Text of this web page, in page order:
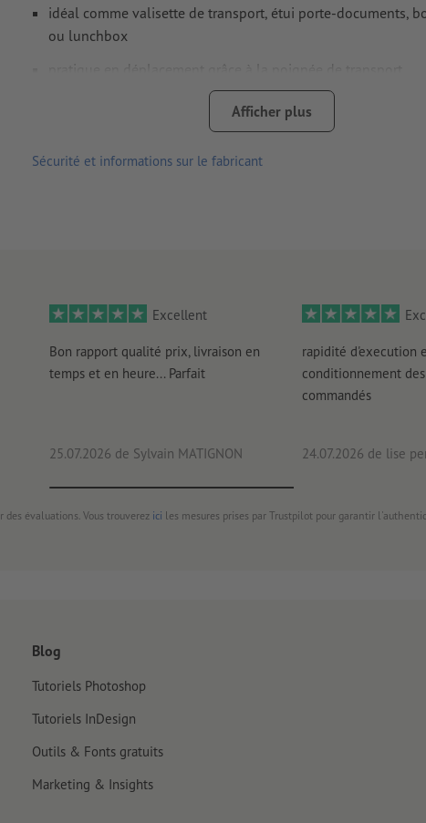
idéal comme valisette de transport, étui porte-documents,
ou lunchbox
pratique en déplacement grâce à la poignée de transport
double épaisseur de carton sur la poignée pour une grande
facile à ouvrir et à refermer
fermeture fixe du fond par des rabats qui s’emboîtent les uns
livraison : collé et à plat
Afficher plus
Sécurité et informations sur le fabricant
Excellent
Bon rapport qualité prix, livraison en
temps et en heure... Parfait
25.07.2026 de Sylvain MATIGNON
rapidité d'execution
conditionnement
commandés
24.07.2026 de lise
évaluations. Vous trouverez ici les mesures prises par Trustpilot pour garantir
Blog
Tutoriels Photoshop
Tutoriels InDesign
Outils & Fonts gratuits
Marketing & Insights